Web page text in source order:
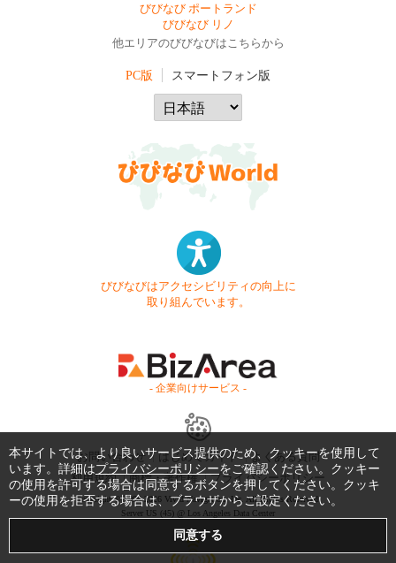
びびなび ポートランド
びびなび リノ
他エリアのびびなびはこちらから
PC版 スマートフォン版
びびなびはアクセシビリティの向上に
取り組んでいます。
- 企業向けサービス -
お問い合わせ はじめてガイド
よくある質問
利用規約
商標・著作権 プライバシーポリシー
Copyright © 1999-2026 Vivid Navigation, Inc. All Rights Reserved.
Server US (45) @ Los Angeles Data Center
本サイトでは、より良いサービス提供のため、クッキーを使用して
います。詳細はプライバシーポリシーをご確認ください。クッキー
の使用を許可する場合は同意するボタンを押してください。クッキ
ーの使用を拒否する場合は、ブラウザからご設定ください。